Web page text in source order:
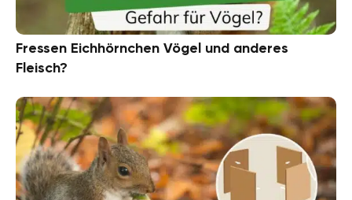
Fressen Eichhörnchen Vögel und anderes
Fleisch?